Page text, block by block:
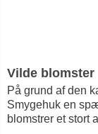
Vilde blomster
På grund af den
Smygehuk en
blomstrer et stort